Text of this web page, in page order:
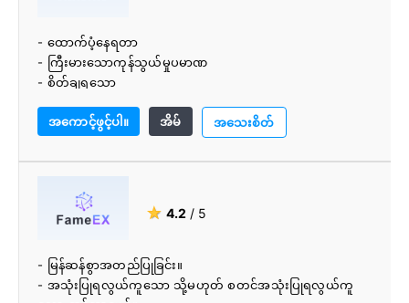
- ထောက်ပံ့နေရတာ
- ကြီးမားသောကုန်သွယ်မှုပမာဏ
- စိတ်ချရသော
- 24/7 ပံ့ပိုးမှု
- ဘာသာစကားပေါင်းစုံ ပံ့ပိုးမှု
- cryptocurrencies ၏ကျယ်ပြန့်ရွေးချယ်မှု
အကောင့်ဖွင့်ပါ။ အိမ် အသေးစိတ်
★ 4.2 / 5
- မြန်ဆန်စွာအတည်ပြုခြင်း။
- အသုံးပြုရလွယ်ကူသော သို့မဟုတ် စတင်အသုံးပြုရလွယ်ကူ